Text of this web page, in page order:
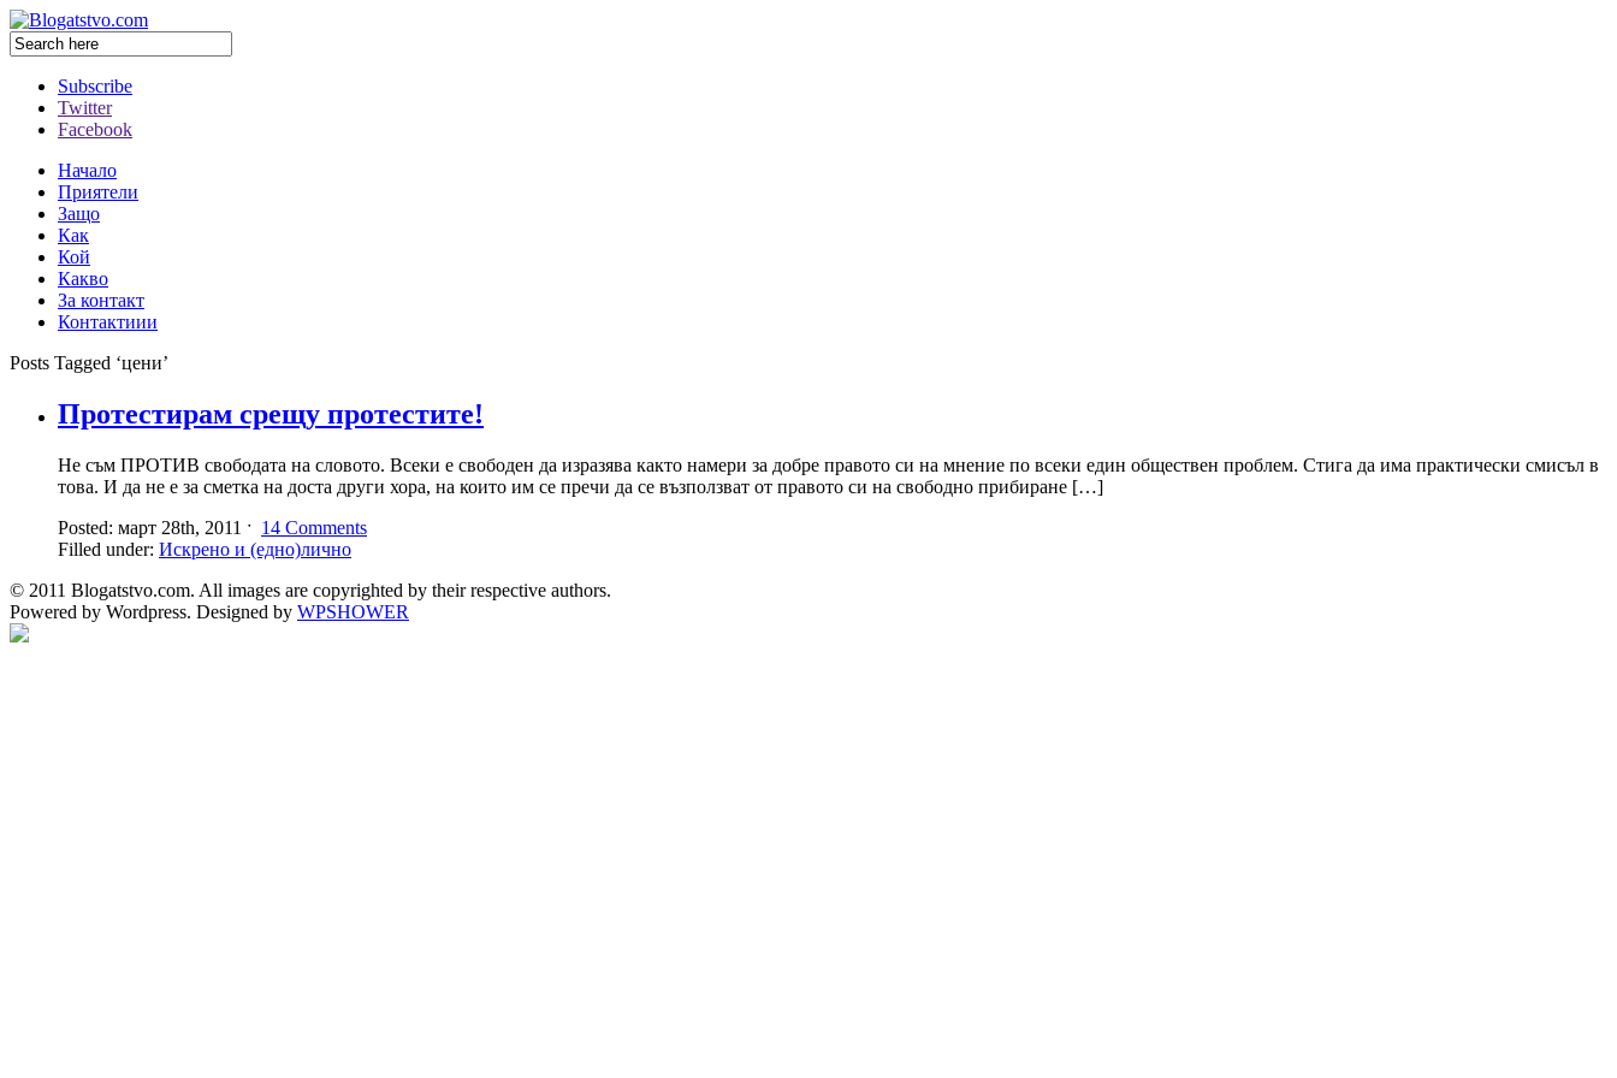
Subscribe
Twitter
Facebook
Начало
Приятели
Защо
Как
Кой
Какво
За контакт
Контактиии
Posts Tagged ‘цени’
Протестирам срещу протестите!
Не съм ПРОТИВ свободата на словото. Всеки е свободен да изразява както намери за добре правото си на мнение по всеки един обществен проблем. Стига да има практически смисъл в
това. И да не е за сметка на доста други хора, на които им се пречи да се възползват от правото си на свободно прибиране […]
Posted: март 28th, 2011 ˑ 14 Comments
Filled under: Искрено и (едно)лично
© 2011 Blogatstvo.com. All images are copyrighted by their respective authors.
Powered by Wordpress. Designed by WPSHOWER